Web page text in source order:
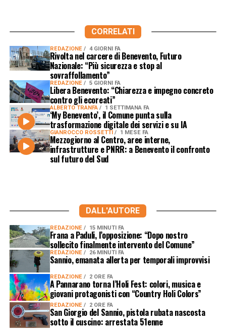
CORRELATI
REDAZIONE 4 GIORNI FA
Rivolta nel carcere di Benevento, Futuro
Nazionale: “Più sicurezza e stop al
sovraffollamento”
REDAZIONE 5 GIORNI FA
Libera Benevento: “Chiarezza e impegno concreto
contro gli ecoreati”
ALBERTO TRANFA 1 SETTIMANA FA
‘My Benevento’, il Comune punta sulla
trasformazione digitale dei servizi e su IA
GIANROCCO ROSSETTI 1 MESE FA
Mezzogiorno al Centro, aree interne,
infrastrutture e PNRR: a Benevento il confronto
sul futuro del Sud
DALL'AUTORE
REDAZIONE 15 MINUTI FA
Frana a Paduli, l’opposizione: “Dopo nostro
sollecito finalmente intervento del Comune”
REDAZIONE 26 MINUTI FA
Sannio, emanata allerta per temporali improvvisi
REDAZIONE 2 ORE FA
A Pannarano torna l’Holi Fest: colori, musica e
giovani protagonisti con “Country Holi Colors”
REDAZIONE 2 ORE FA
San Giorgio del Sannio, pistola rubata nascosta
sotto il cuscino: arrestata 51enne